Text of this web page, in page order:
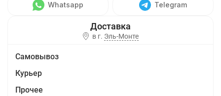
Whatsapp Telegram
в г. Эль-Монте
Самовывоз
Курьер
Прочее